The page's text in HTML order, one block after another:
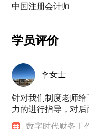
学员评价
李女士
针对我们制度老师
力的进行指导，对
数字时代财务工